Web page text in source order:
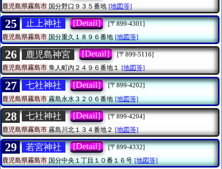
鹿児島県霧島市 国分野口９３５番地 [地図等]
25 止上神社 [Detail]
[〒899-4301]
鹿児島県霧島市国分重久１８９６番地 [地図等]
26 鹿児島神宮 [Detail]
[〒899-5116]
鹿児島県霧島市隼人町内２４９６番地１ [地図等]
27 七社神社 [Detail]
[〒899-4202]
鹿児島県霧島市霧島永水３２０６番地 [地図等]
28 七社神社 [Detail]
[〒899-4204]
鹿児島県霧島市 霧島川北１３４番地２ [地図等]
29 若宮神社 [Detail]
[〒899-4332]
鹿児島県霧島市国分中央１丁目１０番１６号 [地図等]